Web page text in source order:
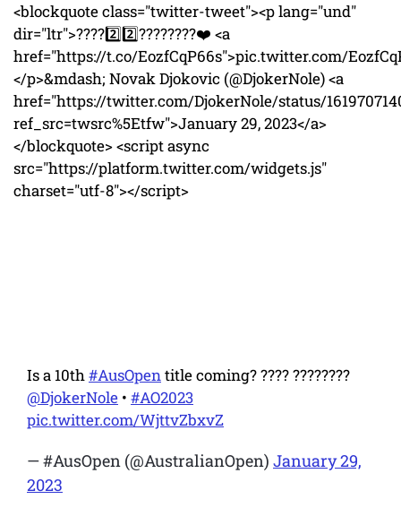
<blockquote class="twitter-tweet"><p lang="und"
dir="ltr">????2️⃣2️⃣????????❤️ <a
href="https://t.co/EozfCqP66s">pic.twitter.com/
</p>&mdash; Novak Djokovic (@DjokerNole) <a
href="https://twitter.com/DjokerNole/status/
ref_src=twsrc%5Etfw">January 29, 2023</a>
</blockquote> <script async
src="https://platform.twitter.com/widgets.js"
charset="utf-8"></script>
Is a 10th#AusOpentitle coming? ???? ????????
@DjokerNole • #AO2023
pic.twitter.com/WjttvZbxvZ
— #AusOpen (@AustralianOpen) January 29,
2023